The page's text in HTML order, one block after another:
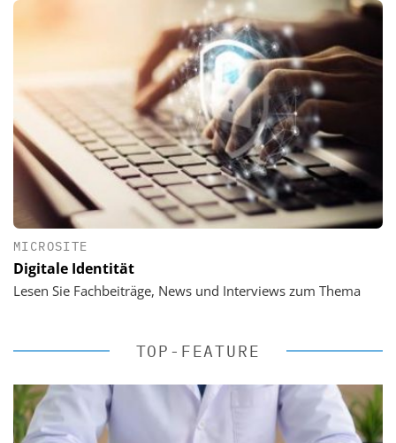
MICROSITE
Digitale Identität
Lesen Sie Fachbeiträge, News und Interviews zum Thema
TOP-FEATURE